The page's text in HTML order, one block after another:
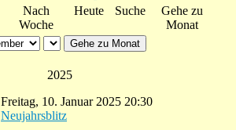
Nach
Woche
Heute Suche
Gehe zu
Monat
Gehe zu Monat
2025
Freitag, 10. Januar 2025 20:30
Neujahrsblitz